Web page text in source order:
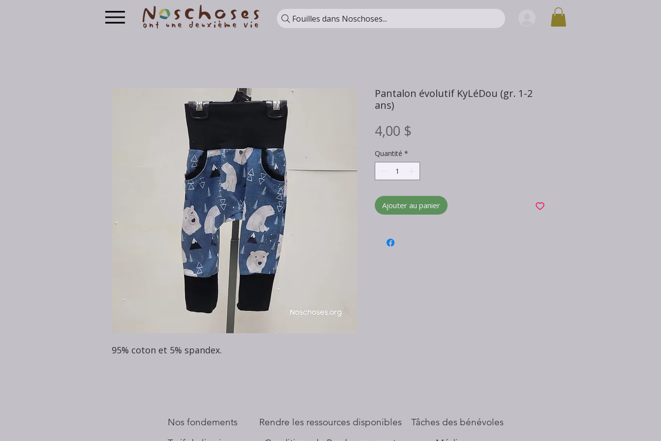
Fouilles dans Noschoses...
95% coton et 5% spandex.
Pantalon évolutif KyLéDou (gr. 1-2
ans)
4,00 $
Quantité *
Ajouter au panier
Nos fondements
​Rendre les ressources disponibles
Tâches des bénévoles